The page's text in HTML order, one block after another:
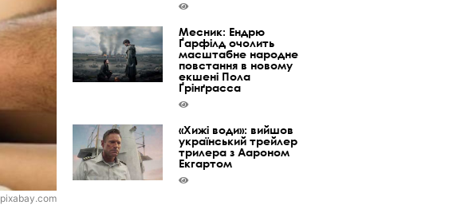
pixabay.com
Месник: Ендрю
Ґарфілд очолить
масштабне народне
повстання в новому
екшені Пола
Ґрінґрасса
«Хижі води»: вийшов
український трейлер
трилера з Аароном
Екгартом